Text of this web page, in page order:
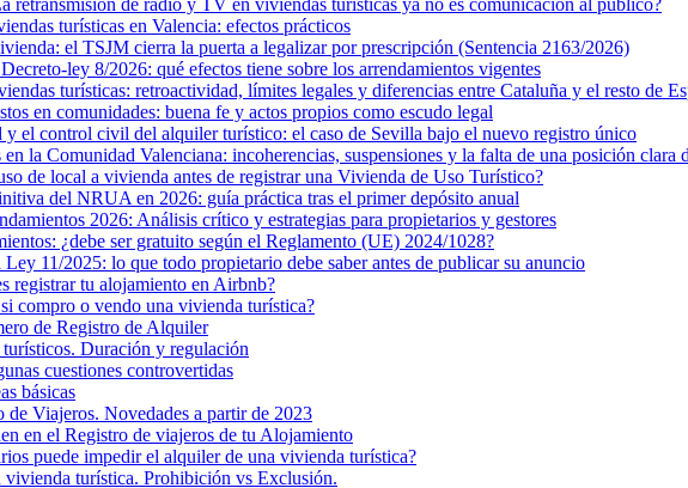
retransmisión de radio y TV en viviendas turísticas ya no es comunicación al público?
turísticas en Valencia: efectos prácticos
el TSJM cierra la puerta a legalizar por prescripción (Sentencia 2163/2026)
ley 8/2026: qué efectos tiene sobre los arrendamientos vigentes
turísticas: retroactividad, límites legales y diferencias entre Cataluña y el resto de
en comunidades: buena fe y actos propios como escudo legal
y el control civil del alquiler turístico: el caso de Sevilla bajo el nuevo registro único
la Comunidad Valenciana: incoherencias, suspensiones y la falta de una posición clara
de local a vivienda antes de registrar una Vivienda de Uso Turístico?
del NRUA en 2026: guía práctica tras el primer depósito anual
2026: Análisis crítico y estrategias para propietarios y gestores
¿debe ser gratuito según el Reglamento (UE) 2024/1028?
11/2025: lo que todo propietario debe saber antes de publicar su anuncio
registrar tu alojamiento en Airbnb?
compro o vendo una vivienda turística?
de Registro de Alquiler
Duración y regulación
cuestiones controvertidas
básicas
Viajeros. Novedades a partir de 2023
en el Registro de viajeros de tu Alojamiento
puede impedir el alquiler de una vivienda turística?
vivienda turística. Prohibición vs Exclusión.